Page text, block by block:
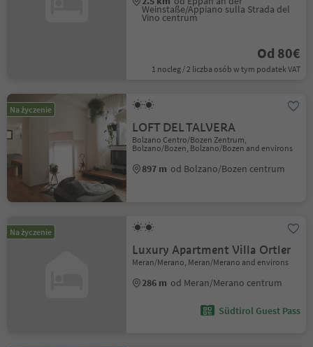
Weinstaße/Appiano sulla Strada del
Vino centrum
Od 80€
1 nocleg / 2 liczba osób w tym podatek VAT
Na życzenie
LOFT DEL TALVERA
Bolzano Centro/Bozen Zentrum,
Bolzano/Bozen, Bolzano/Bozen and environs
897 m od Bolzano/Bozen centrum
Na życzenie
Luxury Apartment Villa Ortler
Meran/Merano, Meran/Merano and environs
286 m od Meran/Merano centrum
Südtirol Guest Pass